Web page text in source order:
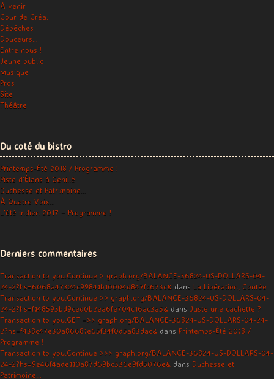
À venir
Cour de Créa.
Dépêches
Douceurs…
Entre nous !
Jeune public
Musique
Pros
Site
Théâtre
Du coté du bistro
Printemps-Été 2018 / Programme !
Piste d’Élans à Genillé
Duchesse et Patrimoine…
À Quatre Voix…
L’été indien 2017 – Programme !
Derniers commentaires
Transaction to you.Continue > graph.org/BALANCE-36824-US-DOLLARS-04-
24-2?hs=6068a47324c99841b10004d847fc673c& dans La Libération, Contée
Transaction to you.Continue >> graph.org/BALANCE-36824-US-DOLLARS-04-
24-2?hs=f148593bd9ced0b2ea6fe704c16ac3a5& dans Juste une cachette ?
Transaction to you.GET =>> graph.org/BALANCE-36824-US-DOLLARS-04-24-
2?hs=f438c47e30a86681e65f34f0d5a83dac& dans Printemps-Été 2018 /
Programme !
Transaction to you.Continue >>> graph.org/BALANCE-36824-US-DOLLARS-04-
24-2?hs=9e46f4ade110a87d69bc336e9fd5076e& dans Duchesse et
Patrimoine…